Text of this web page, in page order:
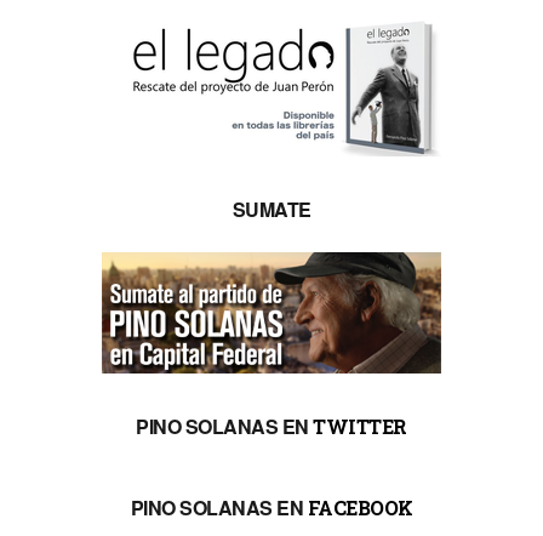
SUMATE
PINO SOLANAS ENTWITTER
PINO SOLANAS EN FACEBOOK